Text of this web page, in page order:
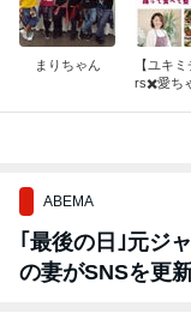
まりちゃん
【ユキ
rs✖️愛ち
ABEMA
｢最後の日｣元ジ
の妻がSNSを更